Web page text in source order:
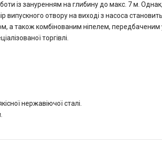
із зануренням на глибину до макс. 7 м.
випускного отвору на виході з насоса
також комбінованим ніпелем, передбаченим
торгівлі.
нержавіючої сталі.